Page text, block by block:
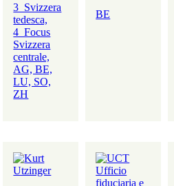
3_Svizzera
tedesca,
4_Focus
Svizzera
centrale,
AG, BE,
LU, SO,
ZH
BE